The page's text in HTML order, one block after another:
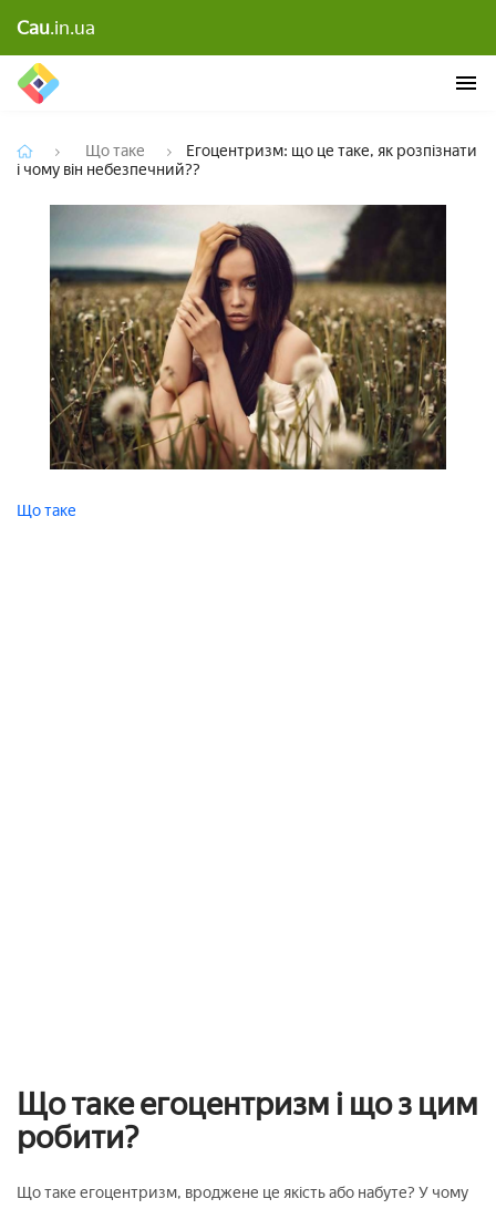
Cau.in.uaнебезпечний??
Що таке
Егоцентризм: що це таке, як розпізнати
і чому він небезпечний??
Що таке
Що таке егоцентризм і що з цим
робити?
Що таке егоцентризм, вроджене це якість або набуте? У чому